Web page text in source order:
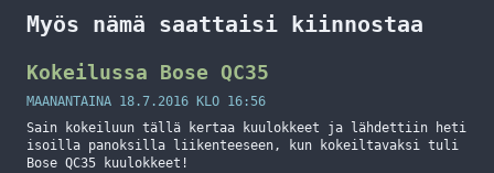
Myös nämä saattaisi kiinnostaa
Kokeilussa Bose QC35
MAANANTAINA 18.7.2016 KLO 16:56
Sain kokeiluun tällä kertaa kuulokkeet ja lähdettiin heti
isoilla panoksilla liikenteeseen, kun kokeiltavaksi tuli
Bose QC35 kuulokkeet!